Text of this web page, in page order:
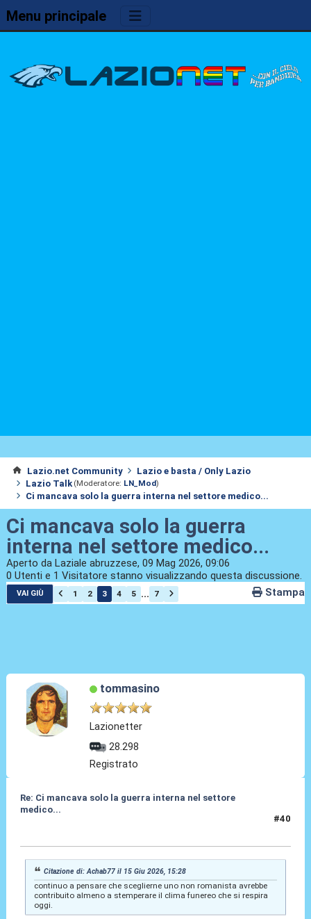
Menu principale
Lazio.net Community
Lazio e basta / Only Lazio
Lazio Talk (Moderatore: LN_Mod)
Ci mancava solo la guerra interna nel settore medico...
Ci mancava solo la guerra
interna nel settore medico...
Aperto da Laziale abruzzese, 09 Mag 2026, 09:06
0 Utenti e 1 Visitatore stanno visualizzando questa discussione.
VAI GIÙ 1 2 3 4 5 ... 7 Stampa
tommasino
Lazionetter
28.298
Registrato
Re: Ci mancava solo la guerra interna nel settore
medico...
#40
Citazione di: Achab77 il 15 Giu 2026, 15:28
continuo a pensare che sceglierne uno non romanista avrebbe
contribuito almeno a stemperare il clima funereo che si respira
oggi.